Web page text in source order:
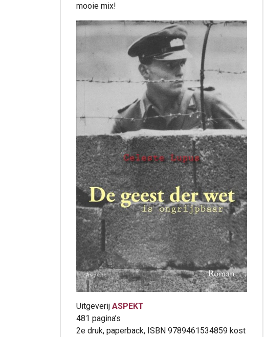
mooie mix!
Uitgeverij ASPEKT
481 pagina’s
2e druk, paperback, ISBN 9789461534859 kost